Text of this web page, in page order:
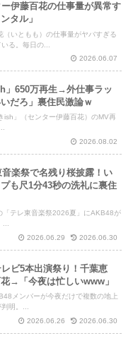
ー伊藤百花の仕事量が異常す
タル」
いともも）の仕事量がヤバすぎる
る。毎日の...
2026.06.07
」650万再生→外仕事ラッ
だろ」裏住民激論ｗ
」（センター伊藤百花）のMV再
2026.08.02
音楽祭で名残り桜披露！い
も尺1分43秒の洗礼に裏住
テレ東音楽祭2026夏」にAKB48が
...
2026.06.29
2026.06.30
レビ5本出演祭り！千葉恵
→「今夜は忙しいwww」
メンバーが今夜だけで複数の地上
明。...
2026.06.26
2026.06.30